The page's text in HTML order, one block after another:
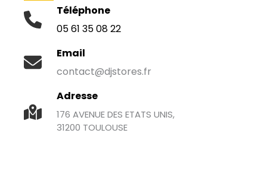
Téléphone
05 61 35 08 22
Email
contact@djstores.fr
Adresse
176 AVENUE DES ETATS UNIS,
31200 TOULOUSE